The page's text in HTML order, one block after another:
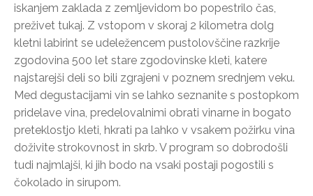
iskanjem zaklada z zemljevidom bo popestrilo čas,
preživet tukaj. Z vstopom v skoraj 2 kilometra dolg
kletni labirint se udeležencem pustolovščine razkrije
zgodovina 500 let stare zgodovinske kleti, katere
najstarejši deli so bili zgrajeni v poznem srednjem veku.
Med degustacijami vin se lahko seznanite s postopkom
pridelave vina, predelovalnimi obrati vinarne in bogato
preteklostjo kleti, hkrati pa lahko v vsakem požirku vina
doživite strokovnost in skrb. V program so dobrodošli
tudi najmlajši, ki jih bodo na vsaki postaji pogostili s
čokolado in sirupom.